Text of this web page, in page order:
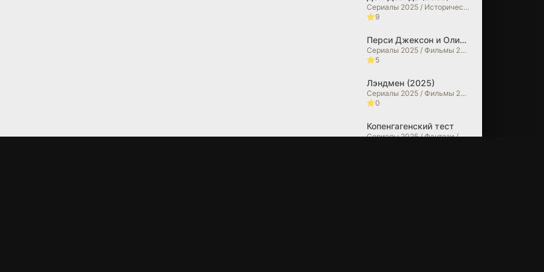
Сериалы 2025 / Исторические фильмы / Фильмы 2025 / Фильмы в 4K
9
Перси Джексон и Олимпийцы (2025)
Сериалы 2025 / Фильмы 2025 / Фэнтези / Фильмы-приключения / Боевики / Зарубежные сериалы / Фильмы в 4K
5
Лэндмен (2025)
Сериалы 2025 / Фильмы 2025 / Драмы / Зарубежные сериалы
0
Копенгагенский тест
Сериалы 2025 / Фэнтези / Фантастические / Боевики / Зарубежные сериалы